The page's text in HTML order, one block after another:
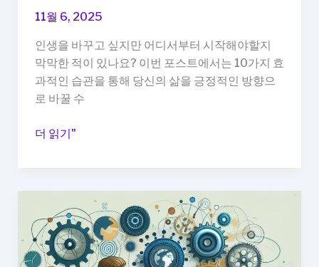
정
파
악
빨
라
는
11월 6, 2025
인생을 바꾸고 싶지만 어디서부터 시작해야할지
막막한 적이 있나요? 이번 포스트에서는 10가지 효
과적인 습관을 통해 당신의 삶을 긍정적인 방향으
로 바꿀 수
10
으
로
인
더 읽기"